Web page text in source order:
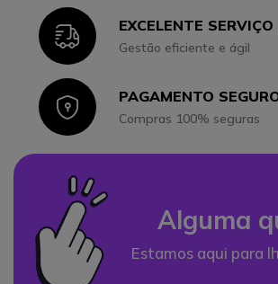
IconEXCELENTE
Gestão eficiente e ágil
IconPAGAMENTO
Compras 100% seguras
Alguma
Estamos aqui para